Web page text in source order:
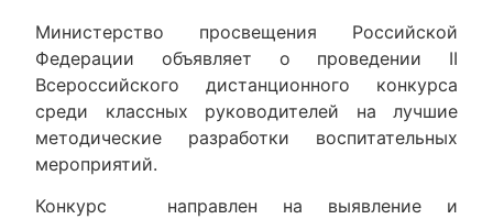
Министерство просвещения Российской
Федерации объявляет о проведении II
Всероссийского дистанционного конкурса
среди классных руководителей на лучшие
методические разработки воспитательных
мероприятий.
Конкурс направлен на выявление и